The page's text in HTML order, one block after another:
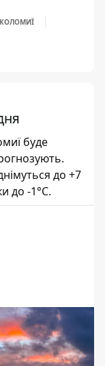
КОЛОМИЇ
буде
до +7
до -1°С.